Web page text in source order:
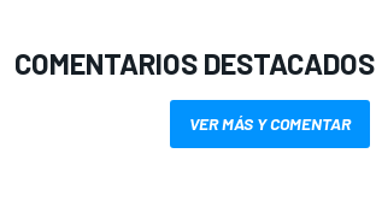
COMENTARIOS DESTACADOS
VER MÁS Y COMENTAR